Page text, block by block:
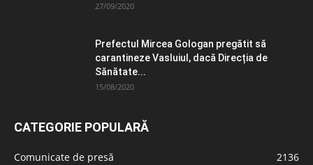
27/09/2020
Prefectul Mircea Gologan pregătit să
carantineze Vasluiul, dacă Direcția de
Sănătate...
15/08/2020
CATEGORIE POPULARĂ
Comunicate de presă
2136